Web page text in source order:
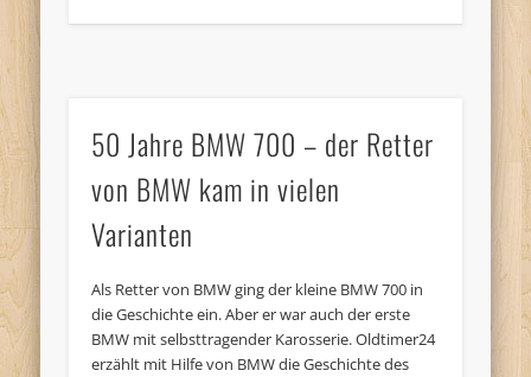
50 Jahre BMW 700 – der Retter
von BMW kam in vielen
Varianten
Als Retter von BMW ging der kleine BMW 700 in
die Geschichte ein. Aber er war auch der erste
BMW mit selbsttragender Karosserie. Oldtimer24
erzählt mit Hilfe von BMW die Geschichte des